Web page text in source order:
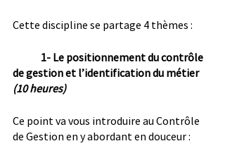
Cette discipline se partage 4 thèmes :
1- Le positionnement du contrôle
de gestion et l’identification du métier
(10 heures)
Ce point va vous introduire au Contrôle
de Gestion en y abordant en douceur :